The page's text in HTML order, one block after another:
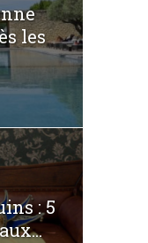
les
: 5